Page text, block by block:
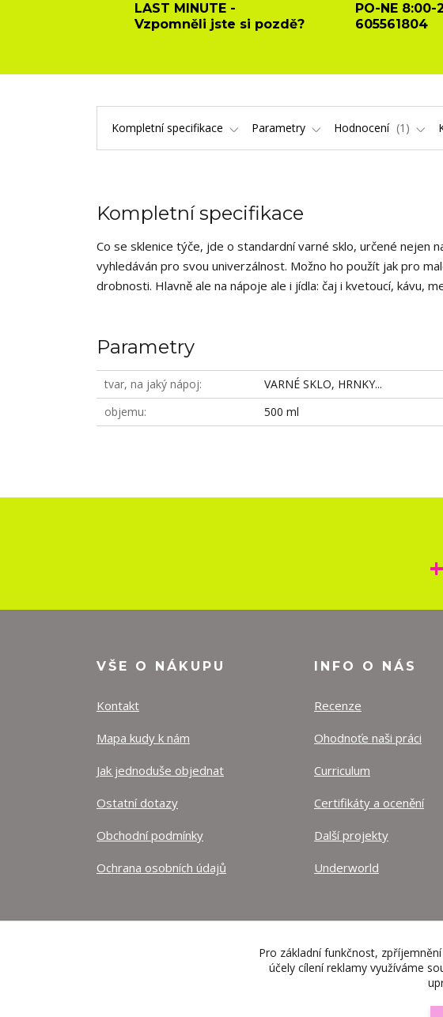
LAST MINUTE -
Vzpomněli jste si pozdě?
PO-NE 8:00-
605561804
Kompletní specifikace Parametry Hodnocení 1
Kompletní specifikace
Co se sklenice týče, jde o standardní varné sklo, určené nejen
vyhledáván pro svou univerzálnost. Možno ho použít jak pro
drobnosti. Hlavně ale na nápoje ale i jídla: čaj i kvetoucí, kávu,
Parametry
tvar, na jaký nápoj
VARNÉ SKLO, HRNKY...
objemu
500 ml
VŠE O NÁKUPU
Kontakt
Mapa kudy k nám
Jak jednoduše objednat
Ostatní dotazy
Obchodní podmínky
Ochrana osobních údajů
INFO O NÁS
Recenze
Ohodnoťe naši práci
Curriculum
Certifikáty a ocenění
Další projekty
Underworld
Pro základní funkčnost,
účely cílení reklamy využíváme